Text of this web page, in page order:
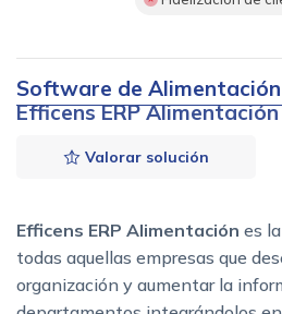
Software de
Efficens ERP Alimentación
Valorar solución
Efficens ERP Alimentación es
todas aquellas empresas que
organización y aumentar la